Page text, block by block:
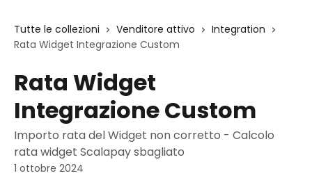
Tutte le collezioni Venditore attivo
Integration
Rata Widget Integrazione Custom
Rata Widget
Integrazione Custom
Importo rata del Widget non corretto - Calcolo
rata widget Scalapay sbagliato
1 ottobre 2024